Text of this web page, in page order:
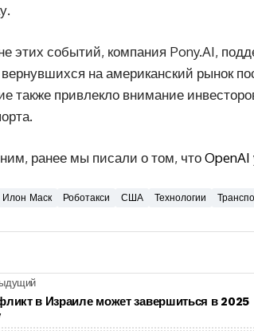
этих событий, компания Pony.AI,
на американский рынок
также привлекло внимание
ранее мы писали о том, чтоOpenAI
Илон Маск Роботакси США Технологии
в Израиле может завершиться в 2025